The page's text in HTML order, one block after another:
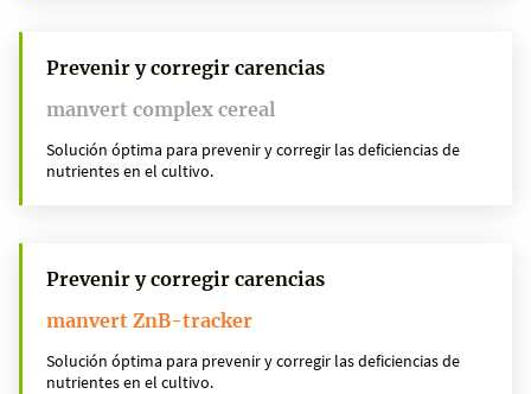
Prevenir y corregir carencias
manvert complex cereal
Solución óptima para prevenir y corregir las deficiencias de
nutrientes en el cultivo.
Prevenir y corregir carencias
manvert ZnB-tracker
Solución óptima para prevenir y corregir las deficiencias de
nutrientes en el cultivo.